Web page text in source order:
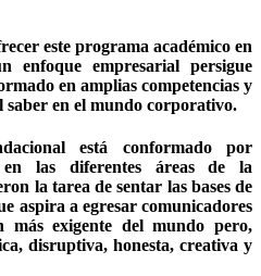
este programa académico en
enfoque empresarial persigue
en amplias competencias y
saber en el mundo corporativo.
está conformado por
en las diferentes áreas de la
la tarea de sentar las bases de
aspira a egresar comunicadores
más exigente del mundo pero,
disruptiva, honesta, creativa y